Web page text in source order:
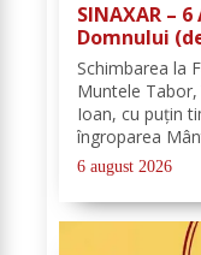
SINAXAR –
Domnului
Schimbarea la
Muntele
Ioan, cu puțin
îngroparea
Urcându-Se pe
puţin de
6 august 2026